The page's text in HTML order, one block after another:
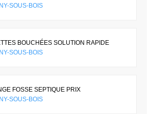
SOUS-BOIS
BOUCHÉES SOLUTION RAPIDE
SOUS-BOIS
FOSSE SEPTIQUE PRIX
SOUS-BOIS